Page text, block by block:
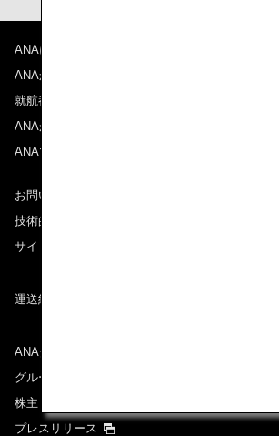
ANAについて
ANAからのお知らせ
就航都市
ANAがお約束する体験
ANAマイレージクラブ
お問い合わせ
技術的なお問い合わせ（推奨環境）
サイトマップ
運送約款
ANAグループについて
グループ企業一覧
株主・投資家情報
プレスリリース